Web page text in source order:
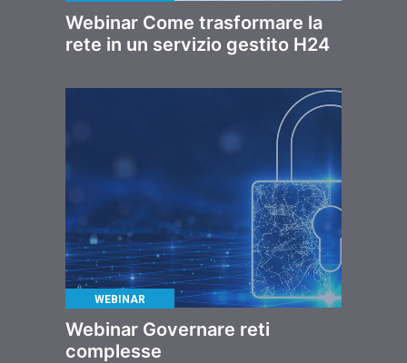
Webinar Come trasformare la
rete in un servizio gestito H24
WEBINAR
Webinar Governare reti
complesse